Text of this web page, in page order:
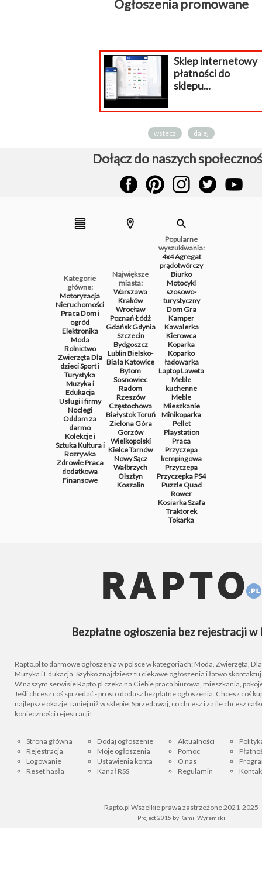
Ogłoszenia promowane
Sklep internetowy
płatności do
sklepu...
wstecz dalej
Dołącz do naszych
Kategorie
główne:
Motoryzacja
Nieruchomości
PracaDom i
ogród
Elektronika
Moda
Rolnictwo
ZwierzętaDla
dzieciSport i
Turystyka
Muzyka i
Edukacja
Usługi i firmy
Noclegi
Oddam za
darmo
Kolekcje i
SztukaKultura i
Rozrywka
ZdrowiePraca
dodatkowa
Finansowe
Największe
miasta:
Warszawa
Kraków
Wrocław
PoznańŁódź
GdańskGdynia
Szczecin
Bydgoszcz
LublinBielsko-
BiałaKatowice
Bytom
Sosnowiec
Radom
Rzeszów
Częstochowa
BiałystokToruń
Zielona Góra
Gorzów
Wielkopolski
KielceTarnów
Nowy Sącz
Wałbrzych
Olsztyn
Koszalin
Popularne
wyszukiwania:
4x4Agregat
prądotwórczy
Biurko
Motocykl
szosowo-
turystyczny
DomGra
Kamper
Kawalerka
Kierowca
Koparka
Koparko
ładowarka
LaptopLaweta
Meble
kuchenne
Meble
Mieszkanie
Minikoparka
Pellet
Playstation
Praca
Przyczepa
kempingowa
Przyczepa
PrzyczepkaPS4
PuzzleQuad
Rower
KosiarkaSzafa
Traktorek
Tokarka
Bezpłatne ogłoszenia bez rejestracji w
Rapto.pl to darmowe ogłoszenia w polsce w kategoriach: Moda, Zwierzęta, Dla
Muzyka i Edukacja. Szybko znajdziesz tu ciekawe ogłoszenia i łatwo
W naszym serwisie Rapto.pl czeka na Ciebie praca biurowa, mieszkania,
Jeśli chcesz coś sprzedać - prosto dodasz bezpłatne ogłoszenia. Chcesz coś
najlepsze okazje, taniej niż w sklepie. Sprzedawaj, co chcesz i za ile chcesz
konieczności rejestracji!
Strona główna
Rejestracja
Logowanie
Reset hasła
Dodaj ogłoszenie
Moje ogłoszenia
Ustawienia konta
Kanał RSS
Aktualności
Pomoc
O nas
Regulamin
Rapto.pl Wszelkie prawa zastrzeżone 2021-2025
Project 2015 by Kamil Wyremski